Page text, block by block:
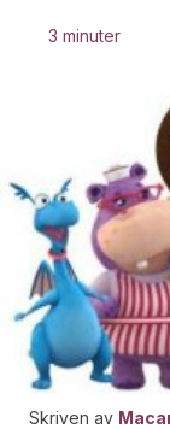
3 minuter
Skriven av